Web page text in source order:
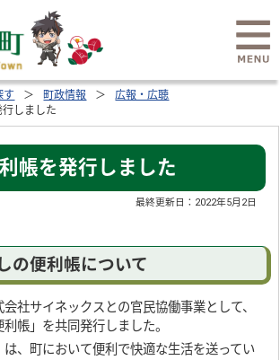
す 町政情報
広報・広聴
しました
帳を発行しました
最終更新日： 2022年5月2日
の便利帳について
社サイネックスとの官民協働事業として、
利帳」を共同発行しました。
は、町において便利で快適な生活を送ってい